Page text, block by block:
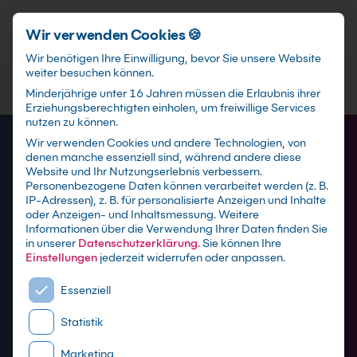
Schnellzugriff
Python Kurse
mit Zertifikat als Live Online Training,
Präsenzseminar in Python-Schulungszentren
sowie maßgeschneiderte Firmen- oder Inhouse-
Wir verwenden Cookies 🍪
Wir benötigen Ihre Einwilligung, bevor Sie unsere Website
weiter besuchen können.
Minderjährige unter 16 Jahren müssen die Erlaubnis ihrer
Erziehungsberechtigten einholen, um freiwillige Services
nutzen zu können.
Wir verwenden Cookies und andere Technologien, von
denen manche essenziell sind, während andere diese
Website und Ihr Nutzungserlebnis verbessern.
Personenbezogene Daten können verarbeitet werden (z. B.
IP-Adressen), z. B. für personalisierte Anzeigen und Inhalte
oder Anzeigen- und Inhaltsmessung.Weitere
Informationen über die Verwendung Ihrer Daten finden Sie
in unserer Datenschutzerklärung.Sie können Ihre
Einstellungen jederzeit widerrufen oder anpassen.
Es folgt eine Liste der Service-Gruppen, für die eine
Essenziell
Statistik
Marketing